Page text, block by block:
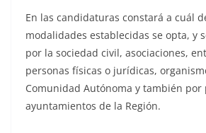
En las candidaturas constará a cuál
modalidades establecidas se opta, y
por la sociedad civil, asociaciones,
personas físicas o jurídicas,
Comunidad Autónoma y también por
ayuntamientos de la Región.